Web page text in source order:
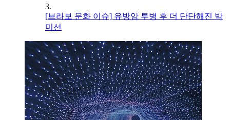
3.
[브라보 문화 이슈] 유방암 투병 후 더 단단해진 박
미선